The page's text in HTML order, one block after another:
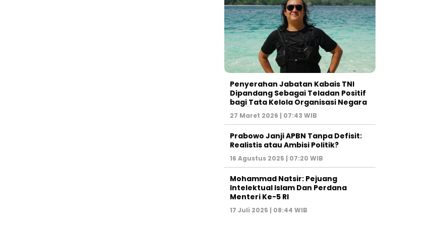
Penyerahan Jabatan Kabais TNI
Dipandang Sebagai Teladan Positif
bagi Tata Kelola Organisasi Negara
27 Maret 2026 | 07:43 WIB
Prabowo Janji APBN Tanpa Defisit:
Realistis atau Ambisi Politik?
16 Agustus 2025 | 07:20 WIB
Mohammad Natsir: Pejuang
Intelektual Islam Dan Perdana
Menteri Ke-5 RI
17 Juli 2025 | 08:44 WIB